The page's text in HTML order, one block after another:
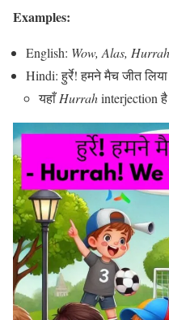
Examples:
English: Wow, Alas, Hurrah
Hindi: हुर्रे! हमने मैच जीत
यहाँHurrahinterjection